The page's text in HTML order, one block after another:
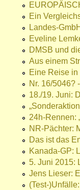
Ein
Landes-
Eveline
DMSB und
Aus einem
Eine Reise
Nr. 16/5046?
18./19. Juni:
24h-Rennen:
NR-Pächter:
Das ist das
Kanada-GP:
5. Juni 2015:
Jens Lieser:
(Test-